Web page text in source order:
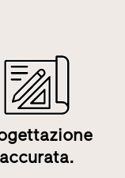
accurata.